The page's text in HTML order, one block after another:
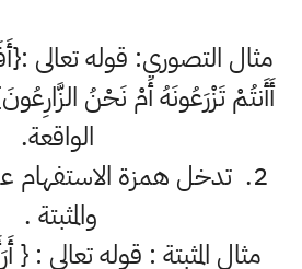
مثال التصوري: قوله تعالى
الواقعة.
2. تدخل همزة الاستفهام
والمثبتة .
مثال المثبتة : قوله تعالى :